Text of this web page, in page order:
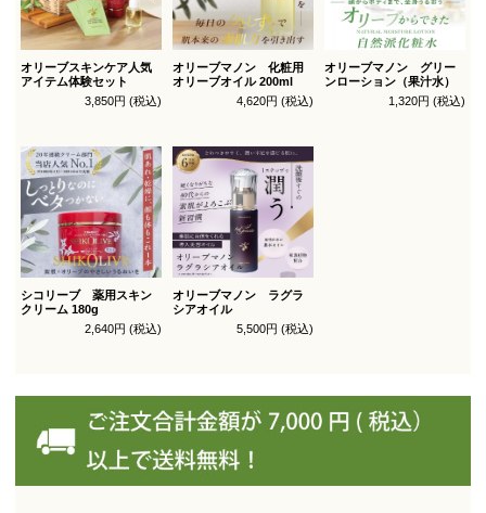
オリーブスキンケア人気
アイテム体験セット
3,850円 (税込)
オリーブマノン 化粧用
オリーブオイル 200ml
4,620円 (税込)
オリーブマノン グリー
ンローション（果汁水）
1,320円 (税込)
シコリーブ 薬用スキン
クリーム 180g
2,640円 (税込)
オリーブマノン ラグラ
シアオイル
5,500円 (税込)